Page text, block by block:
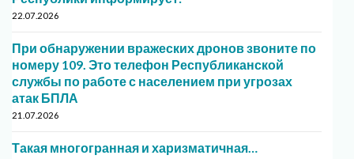
22.07.2026
При обнаружении вражеских дронов звоните по
номеру 109. Это телефон Республиканской
службы по работе с населением при угрозах
атак БПЛА
21.07.2026
Такая многогранная и харизматичная…